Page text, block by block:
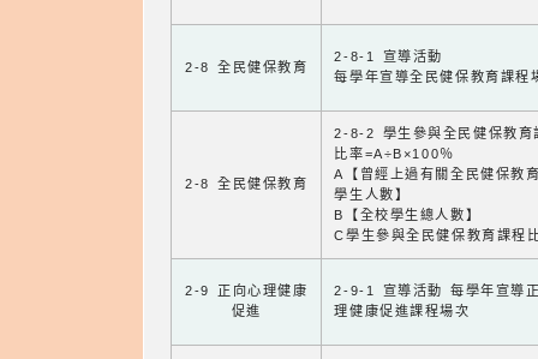
2-8 全民健保教育
2-8-1 宣導活動
每學年宣導全民健保教育課程
2-8 全民健保教育
2-8-2 學生參與全民健保教育
比率=A÷B×100％
A【曾經上過有關全民健保教
學生人數】
B【全校學生總人數】
C學生參與全民健保教育課程
2-9 正向心理健康
促進
2-9-1 宣導活動 每學年宣導
理健康促進課程場次